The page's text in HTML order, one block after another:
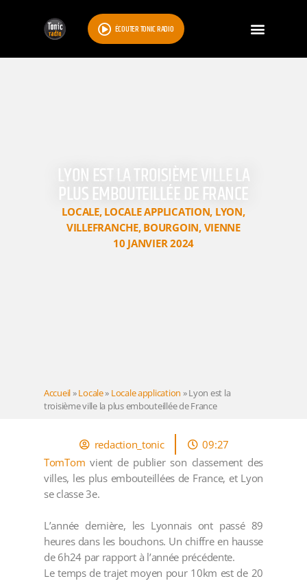
ÉCOUTER TONIC RADIO
LYON EST LA TROISIÈME VILLE LA
PLUS EMBOUTEILLÉE DE FRANCE
LOCALE, LOCALE APPLICATION, LYON,
VILLEFRANCHE, BOURGOIN, VIENNE
10 JANVIER 2024
Accueil»Locale» Locale application »Lyon est la
troisième ville la plus embouteillée de France
redaction_tonic
09:27
TomTomvient de publier son classement des
villes, les plus embouteillées de France, et Lyon
se classe 3e.
L’année dernière, les Lyonnais ont passé 89
heures dans les bouchons. Un chiffre en hausse
de 6h24 par rapport à l’année précédente.
Le temps de trajet moyen pour 10km est de 20